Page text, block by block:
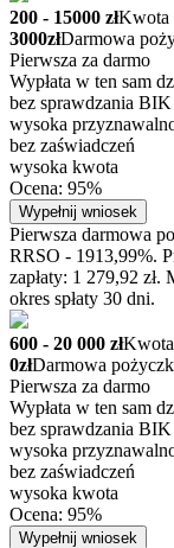
200 - 15000 złKwota
3000złDarmowa
Pierwsza za darmo
Wypłata w ten sam
bez sprawdzania BIK
wysoka
bez zaświadczeń
wysoka kwota
Ocena: 95%
Wypełnij wniosek
Pierwsza darmowa
RRSO - 1913,99%.
zapłaty: 1 279,92
okres spłaty 30 dni.
600 - 20 000 złKwota
0złDarmowa
Pierwsza za darmo
Wypłata w ten sam
bez sprawdzania BIK
wysoka
bez zaświadczeń
wysoka kwota
Ocena: 95%
Wypełnij wniosek